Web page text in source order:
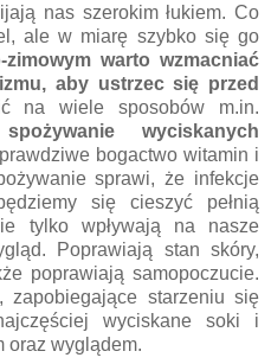
nas szerokim łukiem. Co
ale w miarę szybko się go
zimowym wartowzmacniać
aby ustrzec się przed
na wiele sposobów m.in.
wyciskanych
bogactwo witamin i
sprawi, że infekcje
się cieszyć pełnią
tylko wpływają na nasze
Poprawiają stan skóry,
poprawiają samopoczucie.
zapobiegające starzeniu się
wyciskane soki i
oraz wyglądem.